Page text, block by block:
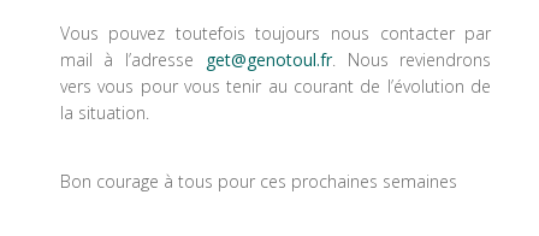
Vous pouvez toutefois toujours nous contacter par
mail à l’adresse get@genotoul.fr. Nous reviendrons
vers vous pour vous tenir au courant de l’évolution de
la situation.
Bon courage à tous pour ces prochaines semaines